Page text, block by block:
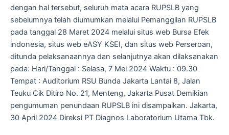
dengan hal tersebut, seluruh mata acara RUPSLB yang
sebelumnya telah diumumkan melalui Pemanggilan RUPSLB
pada tanggal 28 Maret 2024 melalui situs web Bursa Efek
indonesia, situs web eASY KSEI, dan situs web Perseroan,
ditunda pelaksanaannya dan selanjutnya akan dilaksanakan
pada: Hari/Tanggal : Selasa, 7 Mei 2024 Waktu : 09.30
Tempat : Auditorium RSU Bunda Jakarta Lantai 8, Jalan
Teuku Cik Ditiro No. 21, Menteng, Jakarta Pusat Demikian
pengumuman penundaan RUPSLB ini disampaikan. Jakarta,
30 April 2024 Direksi PT Diagnos Laboratorium Utama Tbk.